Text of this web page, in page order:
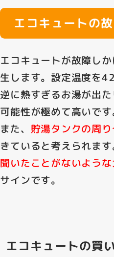
エコキュートの
エコキュートが故障しか
生します。 設定温度を
逆に熱すぎるお湯が出
可能性が極めて高いです
また、 貯湯タンクの周
きていると考えられま
聞いたことがないよう
サインです。
エコキュートの買